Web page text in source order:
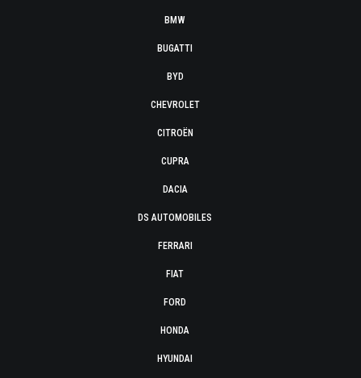
BMW
BUGATTI
BYD
CHEVROLET
CITROËN
CUPRA
DACIA
DS AUTOMOBILES
FERRARI
FIAT
FORD
HONDA
HYUNDAI